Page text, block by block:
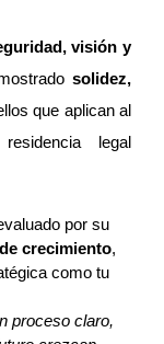
de una
comercial
visión y
solidez,
legal
crecimiento,
como tu
proceso claro,